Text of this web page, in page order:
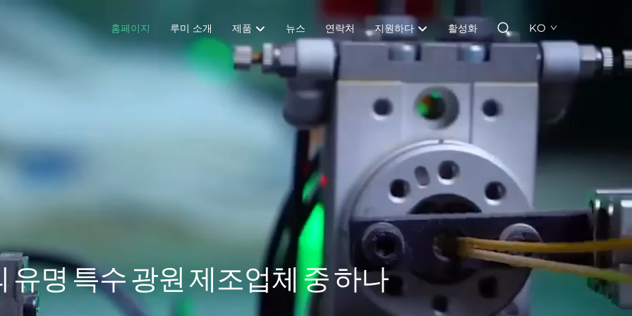
홈페이지 루미 소개 제품 뉴스 연락처 지원하다 활성화 KO
유명 특수 광원 제조업체 중 하나